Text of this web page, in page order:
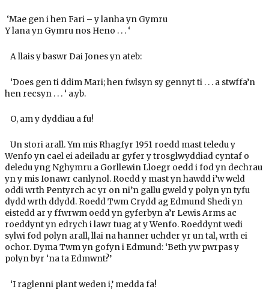
‘Mae gen i hen Fari – y lanha yn Gymru
Y lana yn Gymru nos Heno . . . ‘
A llais y baswr Dai Jones yn ateb:
‘Does gen ti ddim Mari; hen fwlsyn sy gennyt ti . . . a stwffa’n
hen recsyn . . . ‘ a.yb.
O, am y dyddiau a fu!
Un stori arall. Ym mis Rhagfyr 1951 roedd mast teledu y
Wenfo yn cael ei adeiladu ar gyfer y trosglwyddiad cyntaf o
deledu yng Nghymru a Gorllewin Lloegr oedd i fod yn dechrau
yn y mis Ionawr canlynol. Roedd y mast yn hawdd i’w weld
oddi wrth Pentyrch ac yr on ni’n gallu gweld y polyn yn tyfu
dydd wrth ddydd. Roedd Twm Crydd ag Edmund Shedi yn
eistedd ar y ffwrwm oedd yn gyferbyn a’r Lewis Arms ac
roeddynt yn edrych i lawr tuag at y Wenfo. Roeddynt wedi
sylwi fod polyn arall, llai na hanner uchder yr un tal, wrth ei
ochor. Dyma Twm yn gofyn i Edmund: ‘Beth yw pwrpas y
polyn byr ‘na ta Edmwnt?’
‘I raglenni plant weden i,’ medda fa!